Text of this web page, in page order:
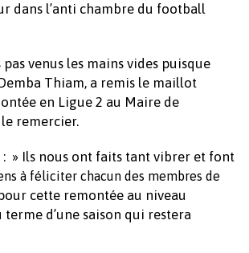
dans l’anti chambre du football
pas venus les mains vides puisque
Thiam, a remis le maillot
en Ligue 2 au Maire de
remercier.
: » Ils nous ont faits tant vibrer et font
à féliciter chacun des membres de
cette remontée au niveau
d’une saison qui restera